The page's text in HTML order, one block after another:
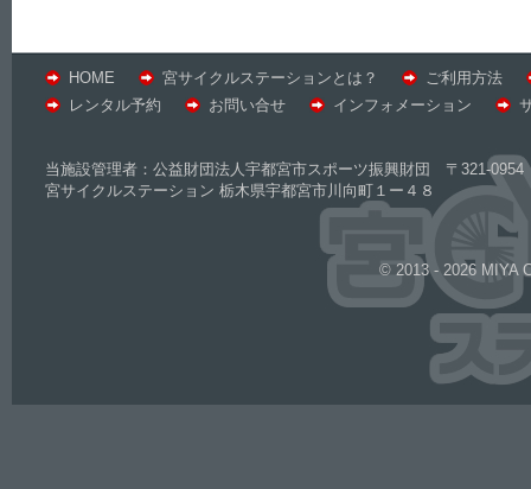
HOME 宮サイクルステーションとは？
ご利用方法
レンタル予約
お問い合せ インフォメーション
当施設管理者：公益財団法人宇都宮市スポーツ振興財団 〒321-
宮サイクルステーション 栃木県宇都宮市川向町１ー４８
© 2013 - 2026 MIYA